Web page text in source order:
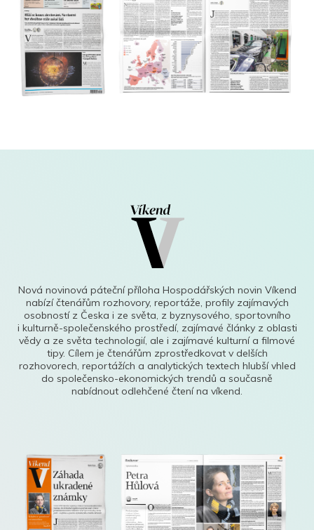
Nová novinová páteční příloha Hospodářských novin Víkend
nabízí čtenářům rozhovory, reportáže, profily zajímavých
osobností z Česka i ze světa, z byznysového, sportovního
i kulturně-společenského prostředí, zajímavé články z oblasti
vědy a ze světa technologií, ale i zajímavé kulturní a filmové
tipy. Cílem je čtenářům zprostředkovat v delších
rozhovorech, reportážích a analytických textech hlubší vhled
do společensko-ekonomických trendů a současně
nabídnout odlehčené čtení na víkend.